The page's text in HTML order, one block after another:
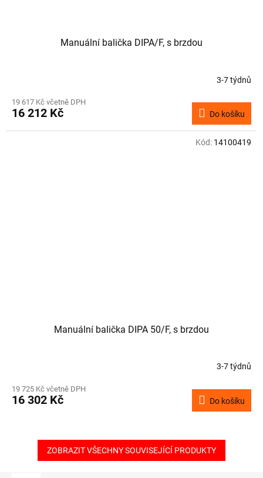
Manuální balička DIPA/F, s brzdou
3-7 týdnů
19 617 Kč včetně DPH
16 212 Kč Do košíku
Manuální balička DIPA 50/F, s brzdou
3-7 týdnů
19 725 Kč včetně DPH
16 302 Kč Do košíku
Kód: 14100419
ZOBRAZIT VŠECHNY SOUVISEJÍCÍ PRODUKTY